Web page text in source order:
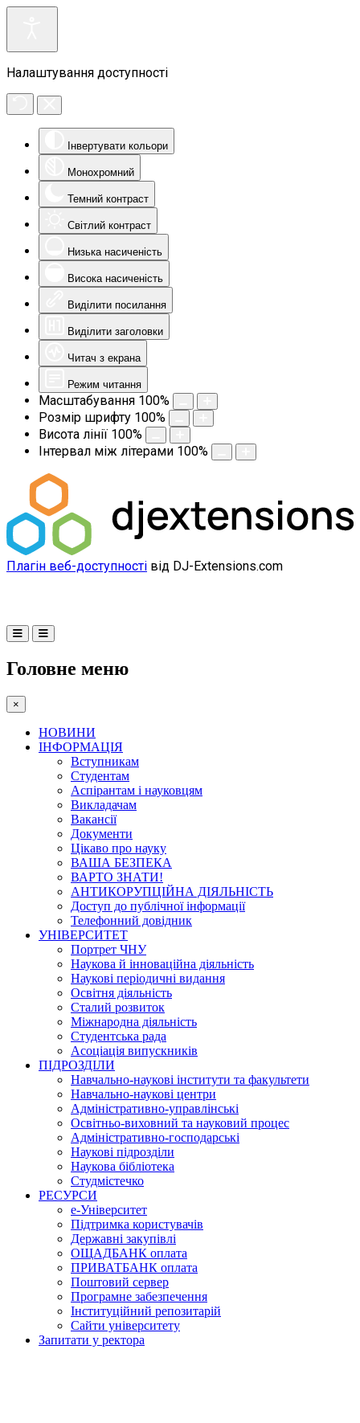
Налаштування доступності
Інвертувати кольори
Монохромний
Темний контраст
Світлий контраст
Низька насиченість
Висока насиченість
Виділити посилання
Виділити заголовки
Читач з екрана
Режим читання
Масштабування 100%
Розмір шрифту 100%
Висота лінії 100%
Інтервал між літерами 100%
Плагін веб-доступності від DJ-Extensions.com
Головне меню
×
НОВИНИ
ІНФОРМАЦІЯ
Вступникам
Студентам
Аспірантам і науковцям
Викладачам
Вакансії
Документи
Цікаво про науку
ВАША БЕЗПЕКА
ВАРТО ЗНАТИ!
АНТИКОРУПЦІЙНА ДІЯЛЬНІСТЬ
Доступ до публічної інформації
Телефонний довідник
УНІВЕРСИТЕТ
Портрет ЧНУ
Наукова й інноваційна діяльність
Наукові періодичні видання
Освітня діяльність
Сталий розвиток
Міжнародна діяльність
Студентська рада
Асоціація випускників
ПІДРОЗДІЛИ
Навчально-наукові інститути та факультети
Навчально-наукові центри
Адміністративно-управлінські
Освітньо-виховний та науковий процес
Адміністративно-господарські
Наукові підрозділи
Наукова бібліотека
Студмістечко
РЕСУРСИ
е-Університет
Підтримка користувачів
Державні закупівлі
ОЩАДБАНК оплата
ПРИВАТБАНК оплата
Поштовий сервер
Програмне забезпечення
Інституційний репозитарій
Сайти університету
Запитати у ректора